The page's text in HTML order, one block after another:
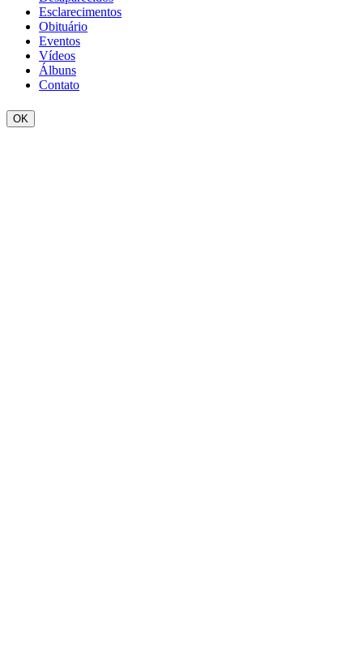
Esclarecimentos
Obituário
Eventos
Vídeos
Álbuns
Contato
OK